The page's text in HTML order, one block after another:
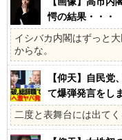
愕の結果・・・
イシバカ内閣はずっと
からな。
【仰天】自民
て爆弾発言をし
二度と表舞台には出て